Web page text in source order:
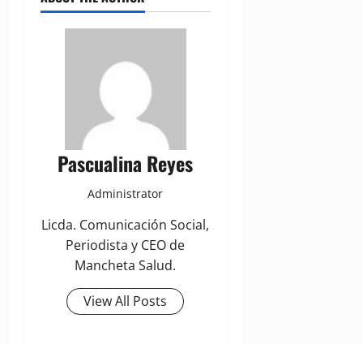
Pascualina Reyes
Administrator
Licda. Comunicación Social,
Periodista y CEO de
Mancheta Salud.
View All Posts